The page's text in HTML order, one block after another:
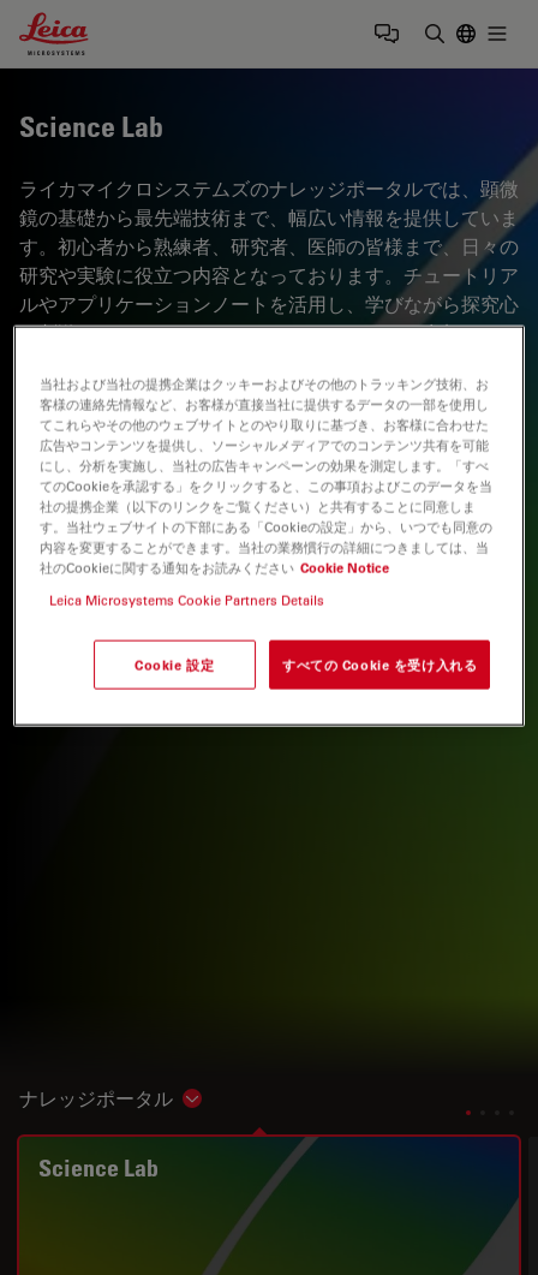
Leica Microsystems Logo
Science Lab
ライカマイクロシステムズのナレッジポータルでは、顕微
鏡の基礎から最先端技術まで、幅広い情報を提供していま
す。初心者から熟練者、研究者、医師の皆様まで、日々の
研究や実験に役立つ内容となっております。チュートリア
ルやアプリケーションノートを活用し、学びながら探究心
を刺激してください。さらに、コミュニティに参加するこ
気軽に参加いただき、互いの専門知識を深め合う場として
ご活用ください。
ナレッジポータル Show subnavigation
Science Lab
当社および当社の提携企業はクッキーおよびその他のトラッキング技術、お
客様の連絡先情報など、お客様が直接当社に提供するデータの一部を使用し
てこれらやその他のウェブサイトとのやり取りに基づき、お客様に合わせた
広告やコンテンツを提供し、ソーシャルメディアでのコンテンツ共有を可能
にし、分析を実施し、当社の広告キャンペーンの効果を測定します。「すべ
てのCookieを承認する」をクリックすると、この事項およびこのデータを当
社の提携企業（以下のリンクをご覧ください）と共有することに同意しま
す。当社ウェブサイトの下部にある「Cookieの設定」から、いつでも同意の
内容を変更することができます。当社の業務慣行の詳細につきましては、当
社のCookieに関する通知をお読みください Cookie Notice
Leica Microsystems Cookie Partners Details
Cookie 設定 すべての Cookie を受け入れる